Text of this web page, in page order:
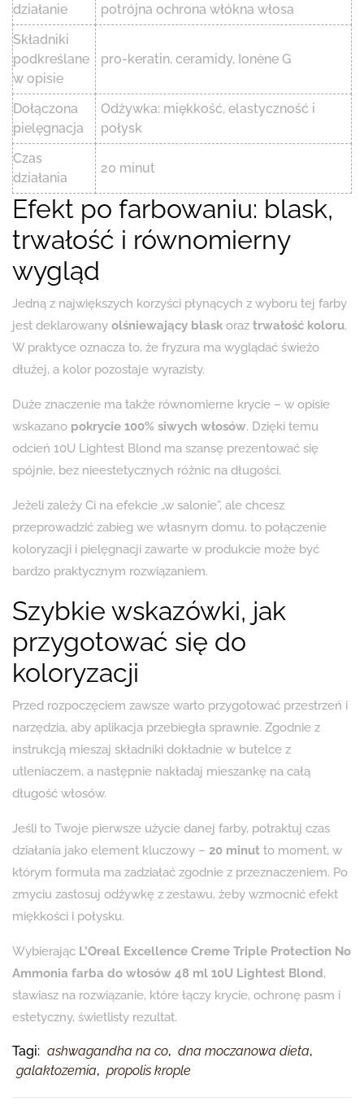
działanie
potrójna ochrona włókna włosa
Składniki
podkreślane
w opisie
pro-keratin, ceramidy, Ionène G
Dołączona
pielęgnacja
Odżywka: miękkość, elastyczność i
połysk
Czas
działania
20 minut
Efekt po farbowaniu: blask,
trwałość i równomierny
wygląd
Jedną z największych korzyści płynących z wyboru tej farby
jest deklarowany olśniewający blask oraz trwałość koloru.
W praktyce oznacza to, że fryzura ma wyglądać świeżo
dłużej, a kolor pozostaje wyrazisty.
Duże znaczenie ma także równomierne krycie – w opisie
wskazano pokrycie 100% siwych włosów. Dzięki temu
odcień 10U Lightest Blond ma szansę prezentować się
spójnie, bez nieestetycznych różnic na długości.
Jeżeli zależy Ci na efekcie „w salonie”, ale chcesz
przeprowadzić zabieg we własnym domu, to połączenie
koloryzacji i pielęgnacji zawarte w produkcie może być
bardzo praktycznym rozwiązaniem.
Szybkie wskazówki, jak
przygotować się do
koloryzacji
Przed rozpoczęciem zawsze warto przygotować przestrzeń i
narzędzia, aby aplikacja przebiegła sprawnie. Zgodnie z
instrukcją mieszaj składniki dokładnie w butelce z
utleniaczem, a następnie nakładaj mieszankę na całą
długość włosów.
Jeśli to Twoje pierwsze użycie danej farby, potraktuj czas
działania jako element kluczowy – 20 minut to moment, w
którym formuła ma zadziałać zgodnie z przeznaczeniem. Po
zmyciu zastosuj odżywkę z zestawu, żeby wzmocnić efekt
miękkości i połysku.
Wybierając L’Oreal Excellence Creme Triple Protection No
Ammonia farba do włosów 48 ml 10U Lightest Blond,
stawiasz na rozwiązanie, które łączy krycie, ochronę pasm i
estetyczny, świetlisty rezultat.
Tagi: ashwagandha na co, dna moczanowa dieta,
galaktozemia, propolis krople